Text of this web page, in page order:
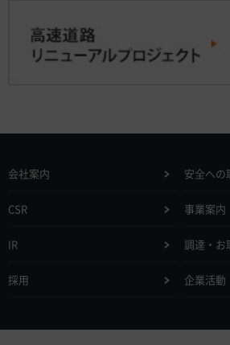
会社案内 安全への
CSR 事業案内
IR 調達・お
採用 企業活動